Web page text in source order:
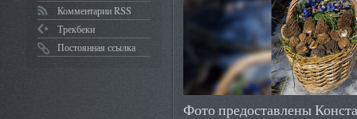
Комментарии RSS
Трекбеки
Постоянная ссылка
Фото предоставлены